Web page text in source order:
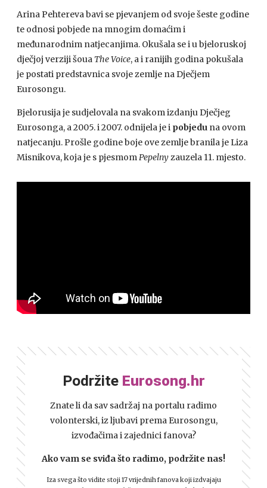
Arina Pehtereva bavi se pjevanjem od svoje šeste godine
te odnosi pobjede na mnogim domaćim i
međunarodnim natjecanjima. Okušala se i u bjeloruskoj
dječjoj verziji šoua The Voice, a i ranijih godina pokušala
je postati predstavnica svoje zemlje na Dječjem
Eurosongu.
Bjelorusija je sudjelovala na svakom izdanju Dječjeg
Eurosonga, a 2005. i 2007. odnijela je i pobjedu na ovom
natjecanju. Prošle godine boje ove zemlje branila je Liza
Misnikova, koja je s pjesmom Pepelny zauzela 11. mjesto.
Podržite Eurosong.hr
Znate li da sav sadržaj na portalu radimo
volonterski, iz ljubavi prema Eurosongu,
izvođačima i zajednici fanova?
Ako vam se sviđa što radimo, podržite nas!
Iza svega što vidite stoji 17 vrijednih fanova koji izdvajaju